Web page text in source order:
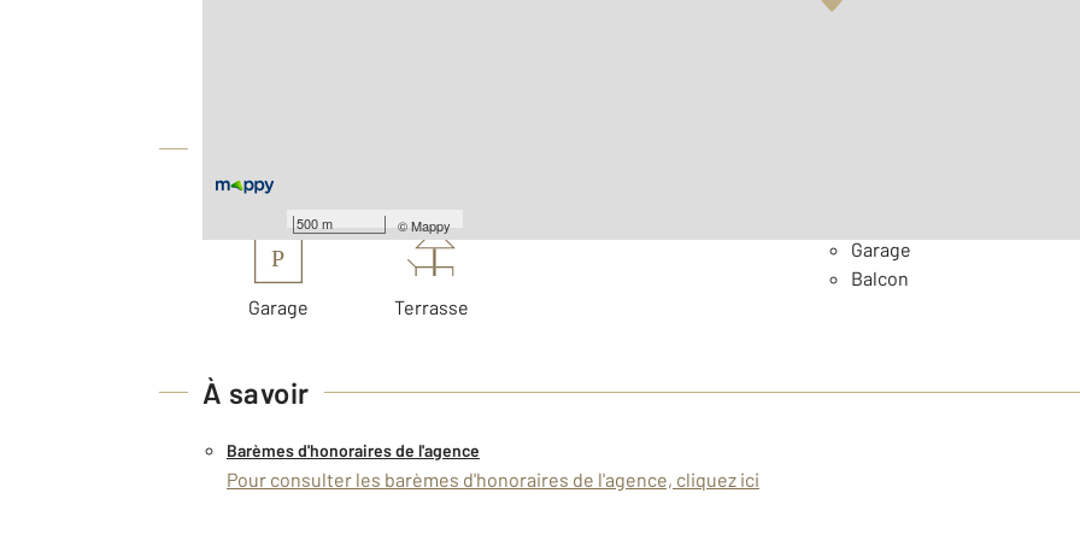
500 m ©Mappy
P
Garage Terrasse
Garage
Balcon
À savoir
Barèmes d'honoraires de l'agence
Pour consulter les barèmes d'honoraires de l'agence, cliquez ici